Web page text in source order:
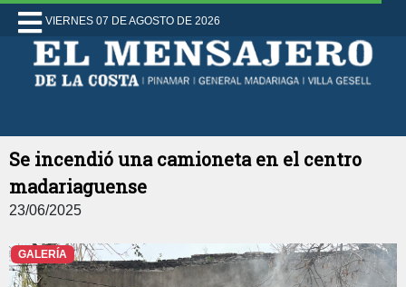
VIERNES 07 DE AGOSTO DE 2026
Se incendió una camioneta en el centro
madariaguense
23/06/2025
GALERÍA